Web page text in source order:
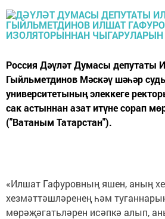
Россия Дәүләт Думасы депутаты
Гыйльметдинов Мәскәү шәһәр
университетының элеккеге
сак астыннан азат итүне сорап
("Ватаным Татарстан").
«Илшат Гафуровның яшен, аның
хезмәттәшләренең һәм
мөрәҗәгатьләрен исәпкә алып,